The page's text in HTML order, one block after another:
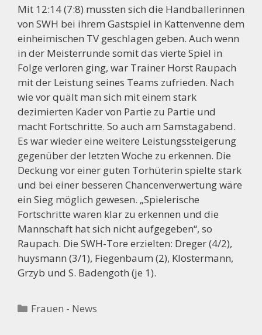
Mit 12:14 (7:8) mussten sich die Handballerinnen
von SWH bei ihrem Gastspiel in Kattenvenne dem
einheimischen TV geschlagen geben. Auch wenn
in der Meisterrunde somit das vierte Spiel in
Folge verloren ging, war Trainer Horst Raupach
mit der Leistung seines Teams zufrieden. Nach
wie vor quält man sich mit einem stark
dezimierten Kader von Partie zu Partie und
macht Fortschritte. So auch am Samstagabend.
Es war wieder eine weitere Leistungssteigerung
gegenüber der letzten Woche zu erkennen. Die
Deckung vor einer guten Torhüterin spielte stark
und bei einer besseren Chancenverwertung wäre
ein Sieg möglich gewesen. „Spielerische
Fortschritte waren klar zu erkennen und die
Mannschaft hat sich nicht aufgegeben“, so
Raupach. Die SWH-Tore erzielten: Dreger (4/2),
huysmann (3/1), Fiegenbaum (2), Klostermann,
Grzyb und S. Badengoth (je 1).
Kategorien
Frauen - News